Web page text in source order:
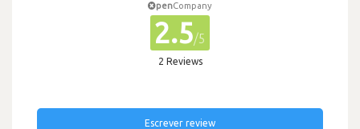
penCompany
2.5/5
2 Reviews
Escrever review